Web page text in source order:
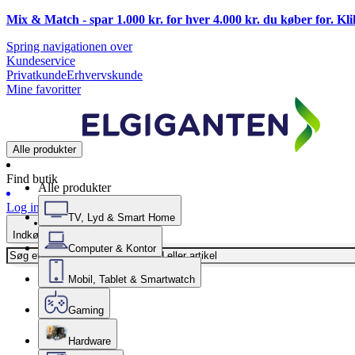
Mix & Match - spar 1.000 kr. for hver 4.000 kr. du køber for.
Spring navigationen over
Kundeservice
PrivatkundeErhvervskunde
Mine favoritter
Alle produkter
Find butik
Log ind
Indkøbskurv
Alle produkter
TV, Lyd & Smart Home
Computer & Kontor
Mobil, Tablet & Smartwatch
Gaming
Hardware